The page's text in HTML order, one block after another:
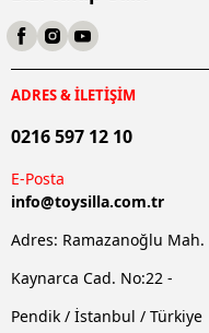
ADRES & İLETİŞİM
0216 597 12 10
E-Posta
info@toysilla.com.tr
Adres: Ramazanoğlu Mah.
Kaynarca Cad. No:22 -
Pendik / İstanbul / Türkiye